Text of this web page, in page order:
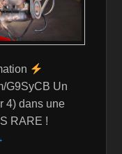
G9SyCB Un
4) dans une
RARE !